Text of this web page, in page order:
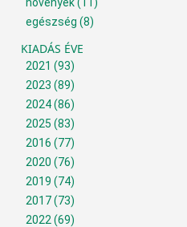
egészség (8)
KIADÁS ÉVE
2021 (93)
2023 (89)
2024(86)
2025 (83)
2016 (77)
2020 (76)
2019 (74)
2017(73)
2022 (69)